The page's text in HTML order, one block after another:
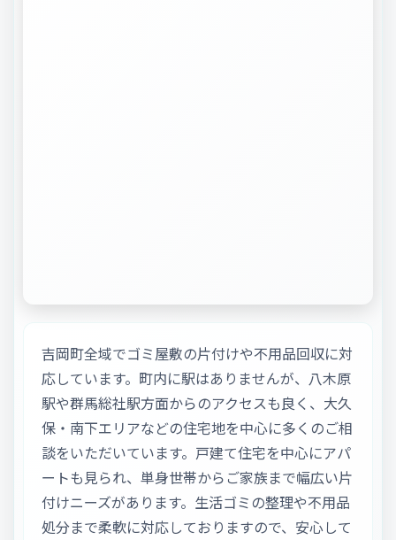
吉岡町全域でゴミ屋敷の片付けや不用品回収に対
応しています。町内に駅はありませんが、八木原
駅や群馬総社駅方面からのアクセスも良く、大久
保・南下エリアなどの住宅地を中心に多くのご相
談をいただいています。戸建て住宅を中心にアパ
ートも見られ、単身世帯からご家族まで幅広い片
付けニーズがあります。生活ゴミの整理や不用品
処分まで柔軟に対応しておりますので、安心して